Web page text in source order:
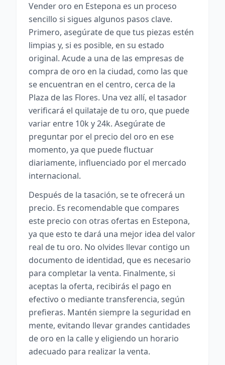
Vender oro en Estepona es un proceso
sencillo si sigues algunos pasos clave.
Primero, asegúrate de que tus piezas estén
limpias y, si es posible, en su estado
original. Acude a una de las empresas de
compra de oro en la ciudad, como las que
se encuentran en el centro, cerca de la
Plaza de las Flores. Una vez allí, el tasador
verificará el quilataje de tu oro, que puede
variar entre 10k y 24k. Asegúrate de
preguntar por el precio del oro en ese
momento, ya que puede fluctuar
diariamente, influenciado por el mercado
internacional.
Después de la tasación, se te ofrecerá un
precio. Es recomendable que compares
este precio con otras ofertas en Estepona,
ya que esto te dará una mejor idea del valor
real de tu oro. No olvides llevar contigo un
documento de identidad, que es necesario
para completar la venta. Finalmente, si
aceptas la oferta, recibirás el pago en
efectivo o mediante transferencia, según
prefieras. Mantén siempre la seguridad en
mente, evitando llevar grandes cantidades
de oro en la calle y eligiendo un horario
adecuado para realizar la venta.